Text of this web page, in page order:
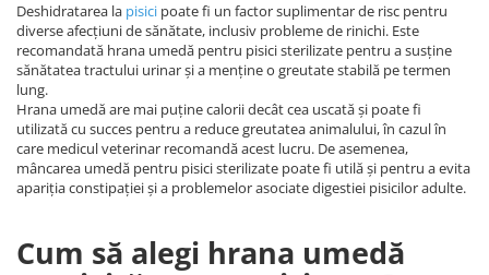
Deshidratarea la pisici poate fi un factor suplimentar de risc pentru
diverse afecțiuni de sănătate, inclusiv probleme de rinichi. Este
recomandată hrana umedă pentru pisici sterilizate pentru a susține
sănătatea tractului urinar și a menține o greutate stabilă pe termen
lung.
Hrana umedă are mai puține calorii decât cea uscată și poate fi
utilizată cu succes pentru a reduce greutatea animalului, în cazul în
care medicul veterinar recomandă acest lucru. De asemenea,
mâncarea umedă pentru pisici sterilizate poate fi utilă și pentru a evita
apariția constipației și a problemelor asociate digestiei pisicilor adulte.
Cum să alegi hrana umedă